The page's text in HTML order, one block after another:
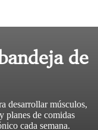
de
desarrollar músculos,
planes de comidas
cada semana.